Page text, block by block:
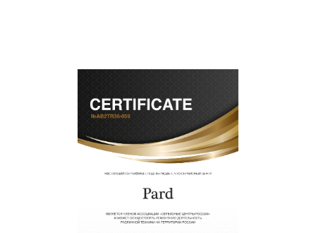
современное оборудование и
лицензированное ПО в ремонтно-
диагностических мастерских;
собственный склад комплектующих, что
позволяет сократить сроки
восстановительных работ;
услуги курьера для владельцев
крупногабаритной техники, которые
обеспечат доставку устройств в сервис в
полной сохранности и бесплатно.